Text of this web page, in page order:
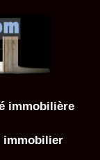
immobilière
immobilier